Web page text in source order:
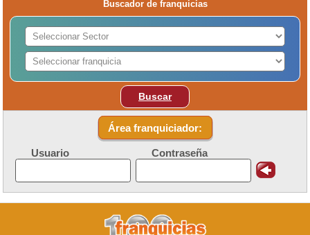
Buscador de franquicias
Buscar
Área franquiciador:
Usuario Contraseña